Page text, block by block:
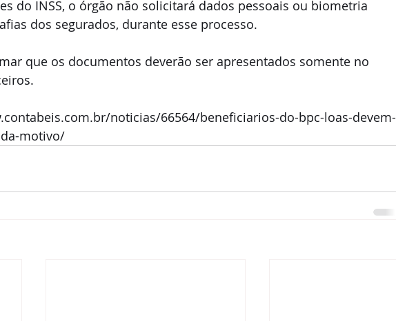
do INSS, o órgão não solicitará dados pessoais ou biometria
dos segurados, durante esse processo.
que os documentos deverão ser apresentados somente no
noticias/66564/beneficiarios-do-bpc-loas-devem-
motivo/